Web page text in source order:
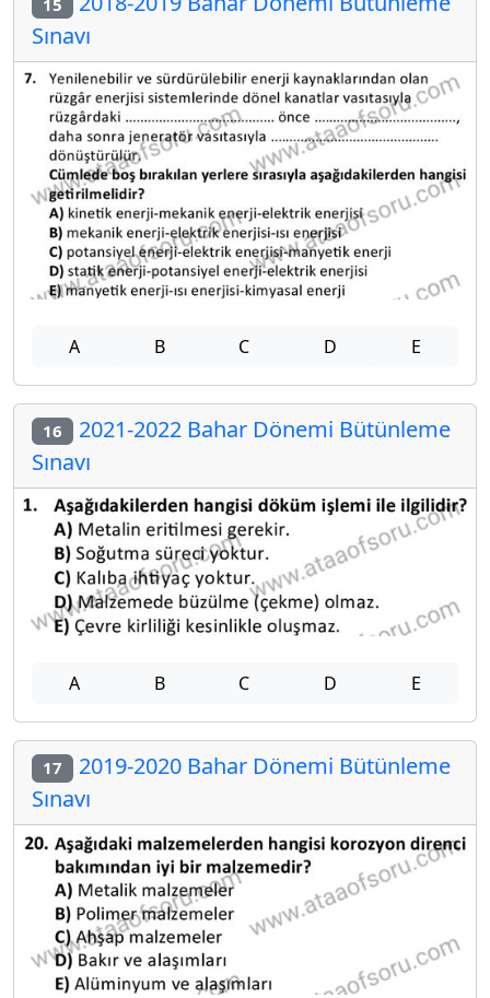
15
Sınavı
A B C D E
16 2021-2022 Bahar Dönemi Bütünleme
Sınavı
A B C D E
17 2019-2020 Bahar Dönemi Bütünleme
Sınavı